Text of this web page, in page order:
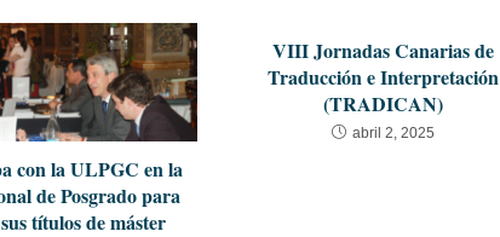
con la ULPGC en la
de Posgrado para
títulos de máster
VIII Jornadas Canarias de
Traducción e Interpretación
(TRADICAN)
abril 2, 2025